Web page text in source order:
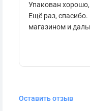
Упакован
Ещё раз, спасибо.
магазином и
Оставить отзыв